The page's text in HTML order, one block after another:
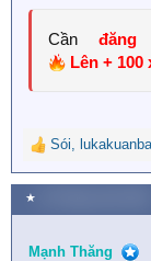
Cần đăng
Lên + 100
R
e
a
c
i
Sói
★
Mạnh Thăng